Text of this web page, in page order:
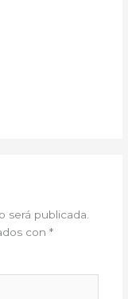
publicada.
con *